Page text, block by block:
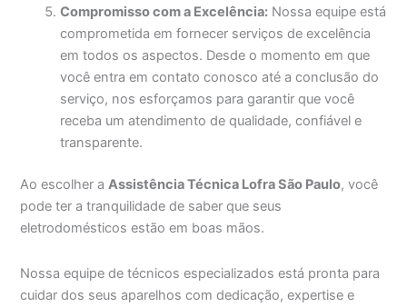
Compromisso com a Excelência: Nossa equipe está
comprometida em fornecer serviços de excelência
em todos os aspectos. Desde o momento em que
você entra em contato conosco até a conclusão do
serviço, nos esforçamos para garantir que você
receba um atendimento de qualidade, confiável e
transparente.
Ao escolher aAssistência Técnica Lofra São Paulo, você
pode ter a tranquilidade de saber que seus
eletrodomésticos estão em boas mãos.
Nossa equipe de técnicos especializados está pronta para
cuidar dos seus aparelhos com dedicação, expertise e